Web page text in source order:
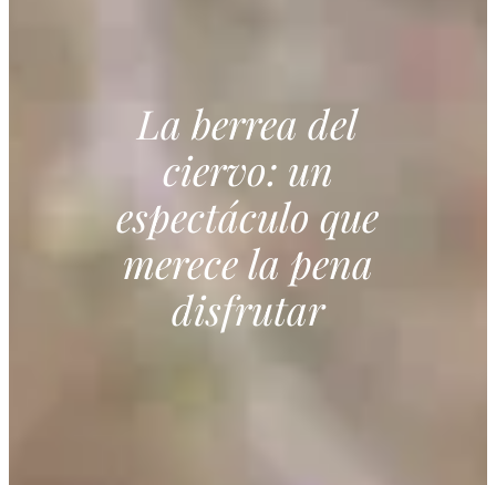
La berrea del
ciervo: un
espectáculo que
merece la pena
disfrutar